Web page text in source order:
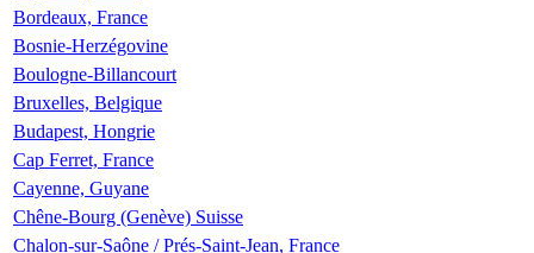
Bordeaux, France
Bosnie-Herzégovine
Boulogne-Billancourt
Bruxelles, Belgique
Budapest, Hongrie
Cap Ferret, France
Cayenne, Guyane
Chêne-Bourg (Genève) Suisse
Chalon-sur-Saône / Prés-Saint-Jean, France